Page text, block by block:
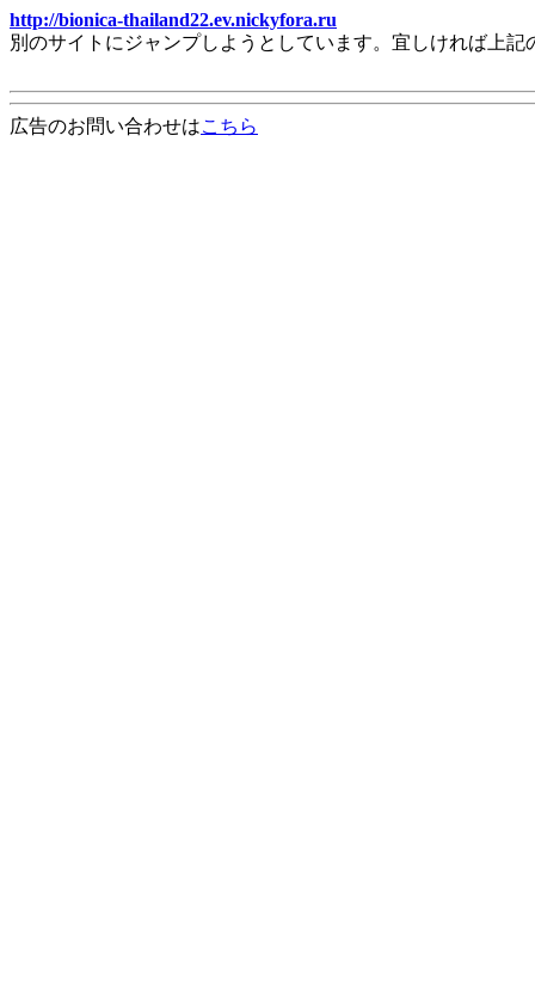
http://bionica-thailand22.ev.nickyfora.ru
別のサイトにジャンプしようとしています。宜しければ上
広告のお問い合わせはこちら